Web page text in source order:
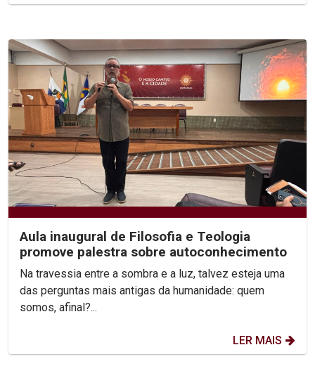
Aula inaugural de Filosofia e Teologia
promove palestra sobre autoconhecimento
Na travessia entre a sombra e a luz, talvez esteja uma
das perguntas mais antigas da humanidade: quem
somos, afinal?...
LER MAIS